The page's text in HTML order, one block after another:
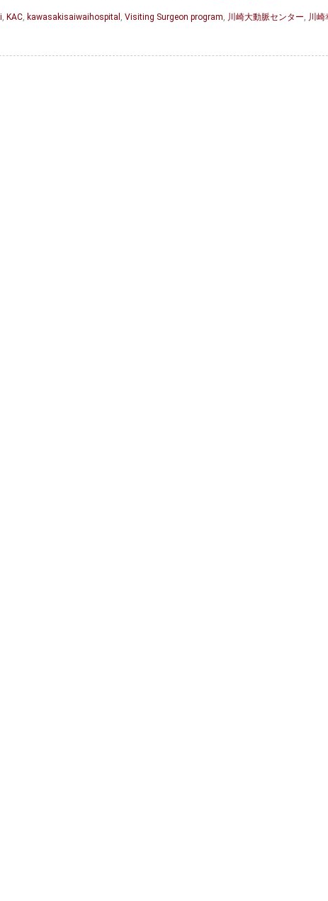
, KAC, kawasakisaiwaihospital , Visiting Surgeon program, 川崎大動脈センター, 川崎